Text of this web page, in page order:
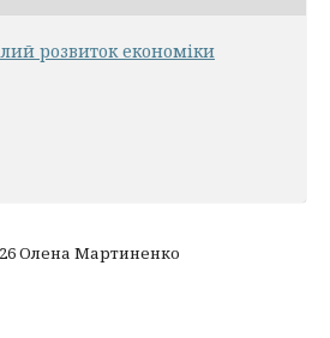
розвиток економіки
Олена Мартиненко